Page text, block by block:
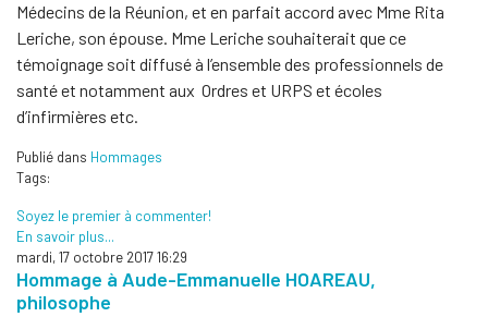
Médecins de la Réunion, et en parfait accord avec Mme Rita
Leriche, son épouse. Mme Leriche souhaiterait que ce
témoignage soit diffusé à l’ensemble des professionnels de
santé et notamment aux Ordres et URPS et écoles
d’infirmières etc.
Publié dans Hommages
Tags:
Soyez le premier à commenter!
En savoir plus...
mardi, 17 octobre 2017 16:29
Hommage à Aude-Emmanuelle HOAREAU,
philosophe